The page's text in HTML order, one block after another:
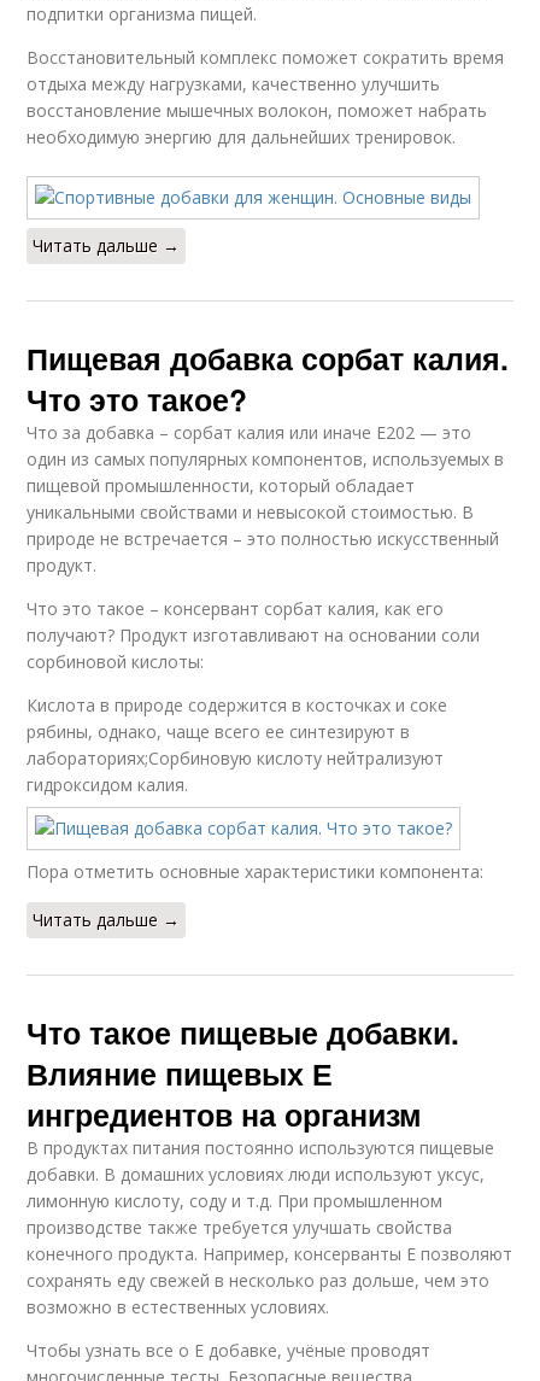
подпитки организма пищей.
Восстановительный комплекс поможет сократить время
отдыха между нагрузками, качественно улучшить
восстановление мышечных волокон, поможет набрать
необходимую энергию для дальнейших тренировок.
Читать дальше →
Пищевая добавка сорбат калия.
Что это такое?
Что за добавка – сорбат калия или иначе Е202 — это
один из самых популярных компонентов, используемых в
пищевой промышленности, который обладает
уникальными свойствами и невысокой стоимостью. В
природе не встречается – это полностью искусственный
продукт.
Что это такое – консервант сорбат калия, как его
получают? Продукт изготавливают на основании соли
сорбиновой кислоты:
Кислота в природе содержится в косточках и соке
рябины, однако, чаще всего ее синтезируют в
лабораториях;Сорбиновую кислоту нейтрализуют
гидроксидом калия.
Пора отметить основные характеристики компонента:
Читать дальше →
Что такое пищевые добавки.
Влияние пищевых Е
ингредиентов на организм
В продуктах питания постоянно используются пищевые
добавки. В домашних условиях люди используют уксус,
лимонную кислоту, соду и т.д. При промышленном
производстве также требуется улучшать свойства
конечного продукта. Например, консерванты Е позволяют
сохранять еду свежей в несколько раз дольше, чем это
возможно в естественных условиях.
Чтобы узнать все о Е добавке, учёные проводят